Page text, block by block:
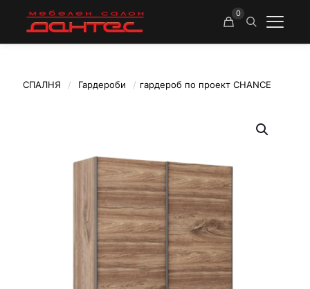
0
СПАЛНЯ / Гардероби / гардероб по проект CHANCE